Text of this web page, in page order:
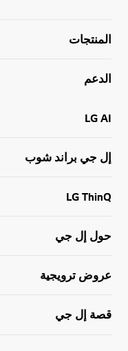
المنتجات
الدعم
LG AI
إل جي براند شوب
LG ThinQ
حول إل جي
عروض ترويجية
قصة إل جي